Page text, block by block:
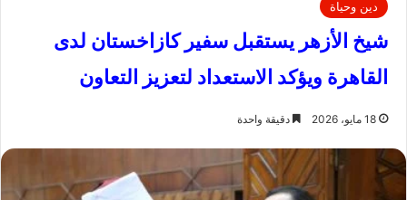
دين وحياة
شيخ الأزهر يستقبل سفير كازاخستان لدى
القاهرة ويؤكد الاستعداد لتعزيز التعاون
18 مايو، 2026 دقيقة واحدة